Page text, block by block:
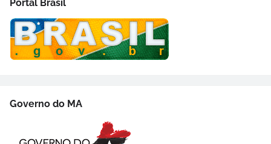
Portal Brasil
Governo do MA